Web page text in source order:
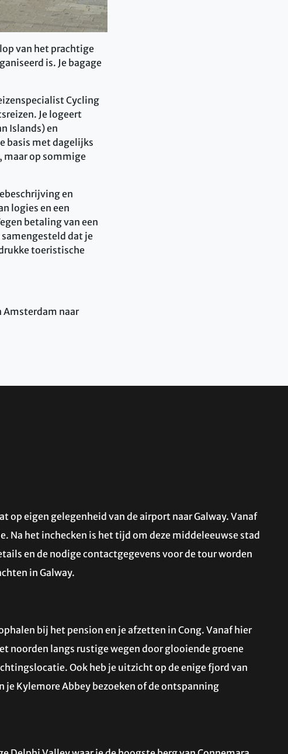
van het prachtige
is. Je bagage
Cycling
Je logeert
Islands) en
basis met dagelijks
op sommige
en
logies en een
betaling van een
dat je
toeristische
Amsterdam naar
op eigen gelegenheid van de airport naar Galway. Vanaf
Na het inchecken is het tijd om deze middeleeuwse stad
en de nodige contactgegevens voor de tour worden
in Galway.
bij het pension en je afzetten in Cong. Vanaf hier
noorden langs rustige wegen door glooiende groene
Ook heb je uitzicht op de enige fjord van
Kylemore Abbey bezoeken of de ontspanning